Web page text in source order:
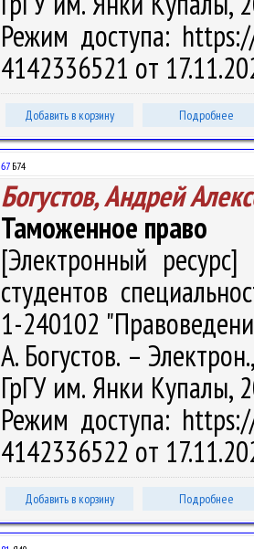
Режим доступа:
4142336521 от
Добавить в корзину Подробнее
67Б74
Богустов, Андрей
Таможенное право
[Электронный
студентов
1-240102
А. Богустов. –
ГрГУ им. Янки Купалы,
Режим доступа:
4142336522 от
Добавить в корзину Подробнее